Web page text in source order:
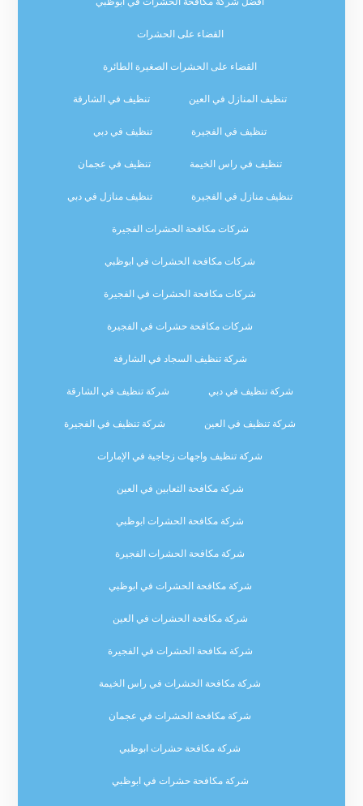
القضاء على الحشرات
القضاء على الحشرات الصغيرة الطائرة
تنظيف المنازل في العين تنظيف في الشارقة
تنظيف في الفجيرة تنظيف في دبي
تنظيف في راس الخيمة تنظيف في عجمان
تنظيف منازل في الفجيرة تنظيف منازل في دبي
شركات مكافحة الحشرات الفجيرة
شركات مكافحة الحشرات في ابوظبي
شركات مكافحة الحشرات في الفجيرة
شركات مكافحة حشرات في الفجيرة
شركة تنظيف السجاد في الشارقة
شركة تنظيف في دبي شركة تنظيف في الشارقة
شركة تنظيف في العين شركة تنظيف في الفجيرة
شركة تنظيف واجهات زجاجية في الإمارات
شركة مكافحة الثعابين في العين
شركة مكافحة الحشرات ابوظبي
شركة مكافحة الحشرات الفجيرة
شركة مكافحة الحشرات في ابوظبي
شركة مكافحة الحشرات في العين
شركة مكافحة الحشرات في الفجيرة
شركة مكافحة الحشرات في راس الخيمة
شركة مكافحة الحشرات في عجمان
شركة مكافحة حشرات ابوظبي
شركة مكافحة حشرات في ابوظبي